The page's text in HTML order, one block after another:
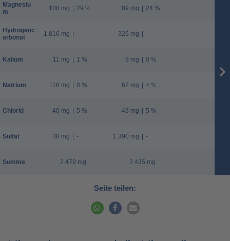
Magnesiu
m
Hydrogenc
arbonat
Kalium
Natrium
Chlorid
Sulfat
Summe
108 mg | 29 %
1.816 mg | -
11 mg | 1 %
118 mg | 8 %
40 mg | 5 %
38 mg | -
2.479 mg
89 mg | 24 %
326 mg | -
9 mg | 0 %
62 mg | 4 %
43 mg | 5 %
1.390 mg | -
2.435 mg
Seite teilen: